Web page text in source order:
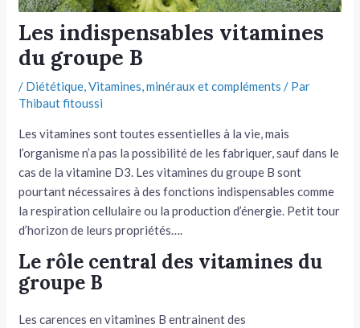
Les indispensables vitamines
du groupe B
/ Diététique,Vitamines, minéraux et compléments / Par
Thibaut fitoussi
Les vitamines sont toutes essentielles à la vie, mais
l’organisme n’a pas la possibilité de les fabriquer, sauf dans le
cas de la vitamine D3. Les vitamines du groupe B sont
pourtant nécessaires à des fonctions indispensables comme
la respiration cellulaire ou la production d’énergie. Petit tour
d’horizon de leurs propriétés….
Le rôle central des vitamines du
groupe B
Les carences en vitamines B entrainent des